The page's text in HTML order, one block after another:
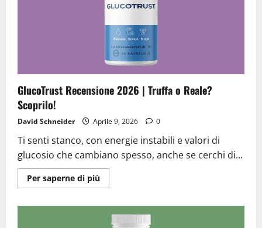
Davvero?
Verità
GlucoTrust Recensione 2026 | Truffa o Reale?
Scoprilo!
David Schneider Aprile 9, 2026 0
Ti senti stanco, con energie instabili e valori di
glucosio che cambiano spesso, anche se cerchi di...
Per saperne di piùUlteriori
informazioni
2026